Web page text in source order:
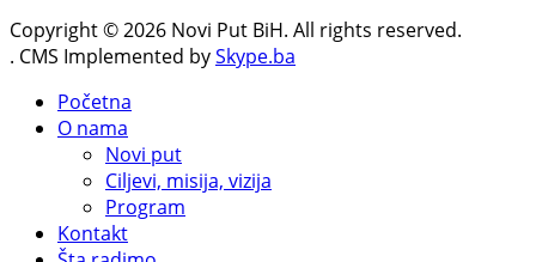
Copyright © 2026 Novi Put BiH. All rights reserved.
. CMS Implemented bySkype.ba
Početna
O nama
Novi put
Ciljevi, misija, vizija
Program
Kontakt